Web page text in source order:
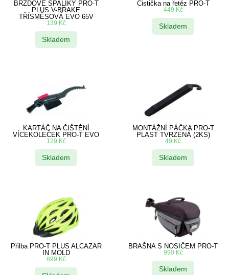
BRZDOVÉ ŠPALÍKY PRO-T
PLUS V-BRAKE
TŘÍSMĚSOVÁ EVO 65V
139 Kč
Skladem
Čistička na řetěz PRO-T
449 Kč
Skladem
KARTÁČ NA ČIŠTĚNÍ
VÍCEKOLEČEK PRO-T EVO
129 Kč
Skladem
MONTÁŽNÍ PÁČKA PRO-T
PLAST TVRZENÁ (2KS)
49 Kč
Skladem
Přilba PRO-T PLUS ALCAZAR
IN MOLD
699 Kč
BRAŠNA S NOSIČEM PRO-T
990 Kč
Skladem